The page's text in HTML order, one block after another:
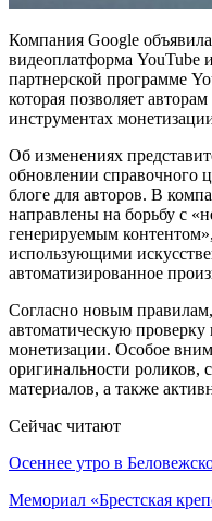
Компания Google
видеоплатформа YouTube
партнерской программе
которая позволяет
инструментах
Об изменениях
обновлении справочного
блоге для авторов. В
направлены на борьбу с
генерируемым
использующими
автоматизированное
Согласно новым
автоматическую
монетизации. Особое
оригинальности роликов,
материалов, а также
Сейчас читают
Осеннее утро в
Мемориал «Брестская